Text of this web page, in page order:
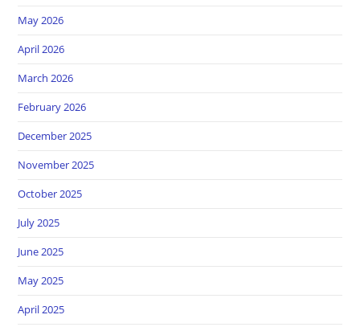
May 2026
April 2026
March 2026
February 2026
December 2025
November 2025
October 2025
July 2025
June 2025
May 2025
April 2025